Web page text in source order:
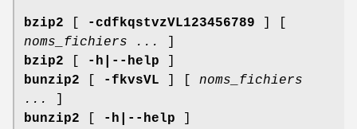
bzip2 -cdfkqstvzVL123456789
noms_fichiers ...
bzip2
-h|--help
bunzip2
-fkvsVL
noms_fichiers
...
bunzip2
-h|--help